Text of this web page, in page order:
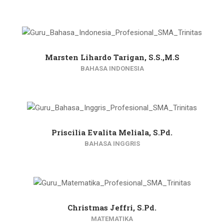
Marsten Lihardo Tarigan, S.S.,M.S
BAHASA INDONESIA
Priscilia Evalita Meliala, S.Pd.
BAHASA INGGRIS
Christmas Jeffri, S.Pd.
MATEMATIKA